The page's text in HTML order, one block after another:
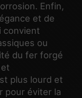
Enfin,
et de
convient
ou
du fer forgé
plus lourd et
pour éviter la